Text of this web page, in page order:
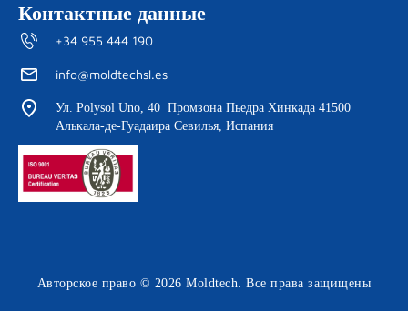
Контактные данные
+34 955 444 190
info@moldtechsl.es
Ул. Polysol Uno, 40 Промзона Пьедра Хинкада 41500
Алькала-де-Гуадаира Севилья, Испания
Авторское право © 2026 Moldtech. Все права защищены